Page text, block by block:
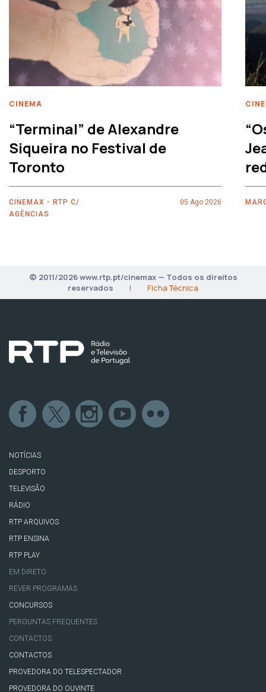
CINEMA
“Terminal” de Alexandre
Siqueira no Festival de
Toronto
CINEMAX - RTP C/
AGÊNCIAS
05 Ago 2026
© 2011/2026 www.rtp.pt/cinemax — Todos os direitos
reservados
| Ficha Técnica
NOTÍCIAS
DESPORTO
TELEVISÃO
RÁDIO
RTP ARQUIVOS
RTP ENSINA
RTP PLAY
EM DIRETO
REVER PROGRAMAS
CONCURSOS
PERGUNTAS FREQUENTES
CONTACTOS
CONTACTOS
PROVEDORA DO TELESPECTADOR
PROVEDORA DO OUVINTE